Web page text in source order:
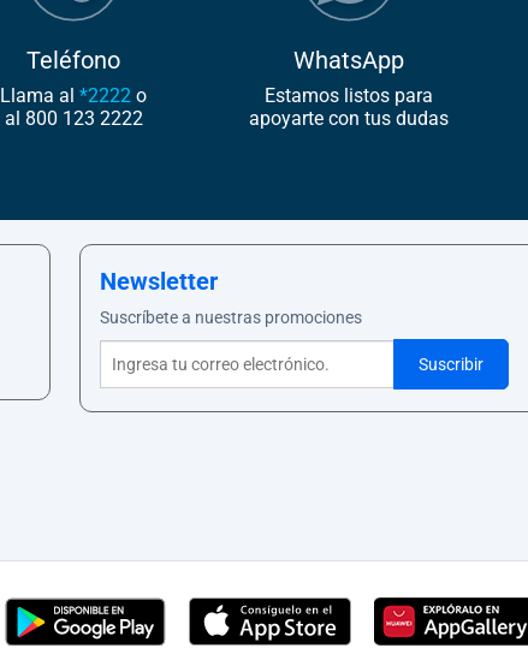
Teléfono
Llama al *2222 o
al 800 123 2222
WhatsApp
Estamos listos para
apoyarte con tus dudas
Newsletter
Suscríbete a nuestras promociones